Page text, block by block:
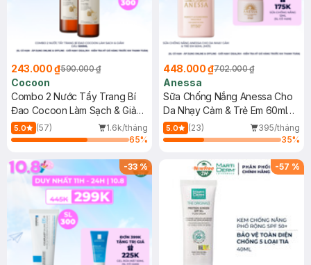
243.000 ₫590.000 ₫
Cocoon
Combo 2 Nước Tẩy Trang Bí
Đao Cocoon Làm Sạch & Giảm
Dầu 500ml
5.0 (57)
1.6k/tháng
65%
448.000 ₫702.000 ₫
Anessa
Sữa Chống Nắng Anessa Cho
Da Nhạy Cảm & Trẻ Em 60ml
(Mới)
5.0 (23)
395/tháng
35%
-33% -57 %